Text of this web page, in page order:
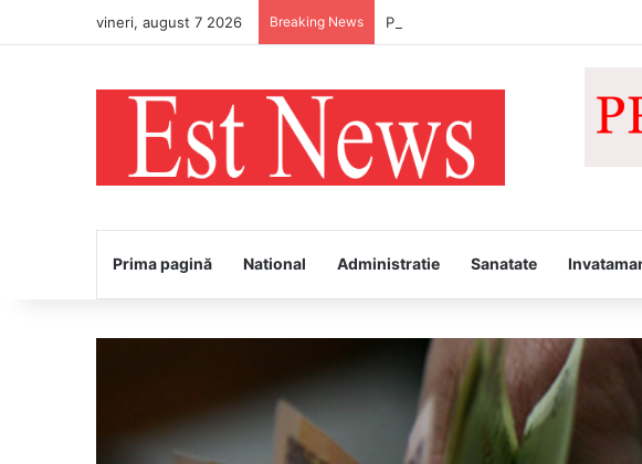
vineri, august 7 2026 Breaking News PS Ignatie va întâmpina, joi, la
Prima pagină National Administratie Sanatate